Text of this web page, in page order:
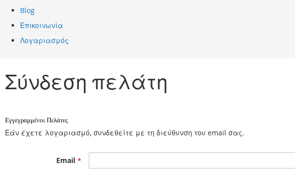
Blog
Επικοινωνία
Λογαριασμός
Σύνδεση πελάτη
Εγγεγραμμένοι Πελάτες
Εάν έχετε λογαριασμό, συνδεθείτε με τη διεύθυνση του email σας.
Email